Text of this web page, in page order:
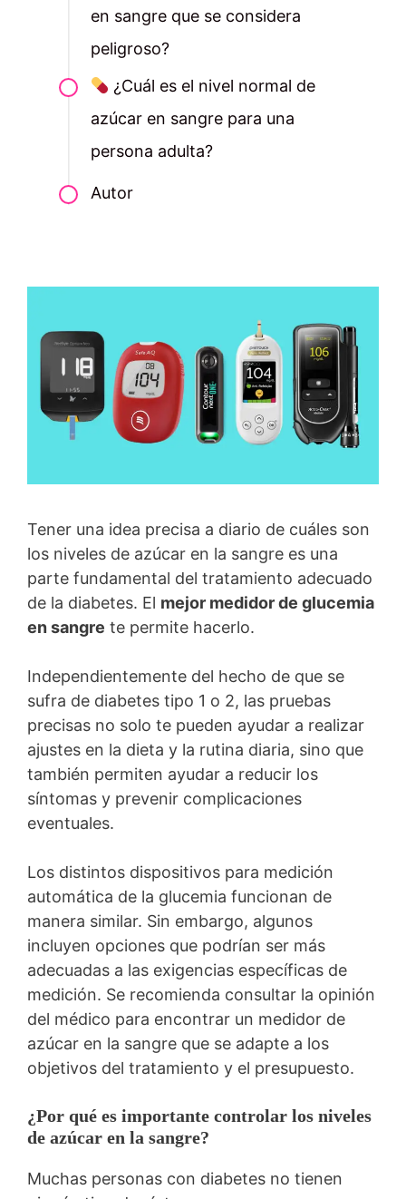
Tener una idea precisa a diario de cuáles son
los niveles de azúcar en la sangre es una
parte fundamental del tratamiento adecuado
de la diabetes. El mejor medidor de glucemia
en sangre te permite hacerlo.
Independientemente del hecho de que se
sufra de diabetes tipo 1 o 2, las pruebas
precisas no solo te pueden ayudar a realizar
ajustes en la dieta y la rutina diaria, sino que
también permiten ayudar a reducir los
síntomas y prevenir complicaciones
eventuales.
Los distintos dispositivos para medición
automática de la glucemia funcionan de
manera similar. Sin embargo, algunos
incluyen opciones que podrían ser más
adecuadas a las exigencias específicas de
medición. Se recomienda consultar la opinión
del médico para encontrar un medidor de
azúcar en la sangre que se adapte a los
objetivos del tratamiento y el presupuesto.
¿Por qué es importante controlar los niveles
de azúcar en la sangre?
Muchas personas con diabetes no tienen
en sangre que se considera
peligroso?
¿Cuál es el nivel normal de
azúcar en sangre para una
persona adulta?
Autor